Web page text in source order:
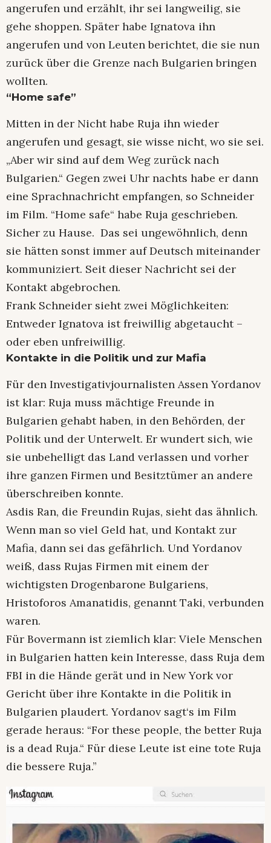
angerufen und erzählt, ihr sei langweilig, sie
gehe shoppen. Später habe Ignatova ihn
angerufen und von Leuten berichtet, die sie nun
zurück über die Grenze nach Bulgarien bringen
wollten.
“Home safe”
Mitten in der Nicht habe Ruja ihn wieder
angerufen und gesagt, sie wisse nicht, wo sie sei.
„Aber wir sind auf dem Weg zurück nach
Bulgarien.“ Gegen zwei Uhr nachts habe er dann
eine Sprachnachricht empfangen, so Schneider
im Film. “Home safe“ habe Ruja geschrieben.
Sicher zu Hause. Das sei ungewöhnlich, denn
sie hätten sonst immer auf Deutsch miteinander
kommuniziert. Seit dieser Nachricht sei der
Kontakt abgebrochen.
Frank Schneider sieht zwei Möglichkeiten:
Entweder Ignatova ist freiwillig abgetaucht –
oder eben unfreiwillig.
Kontakte in die Politik und zur Mafia
Für den Investigativjournalisten Assen Yordanov
ist klar: Ruja muss mächtige Freunde in
Bulgarien gehabt haben, in den Behörden, der
Politik und der Unterwelt. Er wundert sich, wie
sie unbehelligt das Land verlassen und vorher
ihre ganzen Firmen und Besitztümer an andere
überschreiben konnte.
Asdis Ran, die Freundin Rujas, sieht das ähnlich.
Wenn man so viel Geld hat, und Kontakt zur
Mafia, dann sei das gefährlich. Und Yordanov
weiß, dass Rujas Firmen mit einem der
wichtigsten Drogenbarone Bulgariens,
Hristoforos Amanatidis, genannt Taki, verbunden
waren.
Für Bovermann ist ziemlich klar: Viele Menschen
in Bulgarien hatten kein Interesse, dass Ruja dem
FBI in die Hände gerät und in New York vor
Gericht über ihre Kontakte in die Politik in
Bulgarien plaudert. Yordanov sagt‘s im Film
gerade heraus: “For these people, the better Ruja
is a dead Ruja.“ Für diese Leute ist eine tote Ruja
die bessere Ruja.”